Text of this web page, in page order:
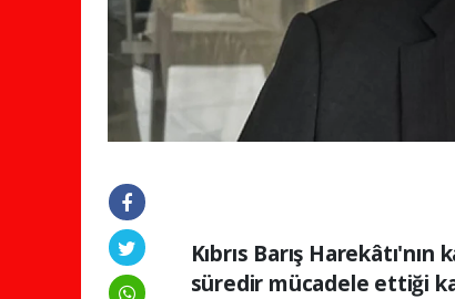
Kıbrıs Barış
süredir mücadele ettiği